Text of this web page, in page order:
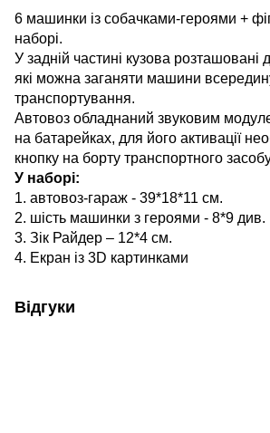
6 машинки із собачками-героями +
наборі.
У задній частині кузова розташовані
які можна заганяти машини
транспортування.
Автовоз обладнаний звуковим
на батарейках, для його активації
кнопку на борту транспортного
У наборі:
1. автовоз-гараж - 39*18*11 см.
2. шість машинки з героями - 8*9 див.
3. Зік Райдер – 12*4 см.
4. Екран із 3D картинками
Відгуки